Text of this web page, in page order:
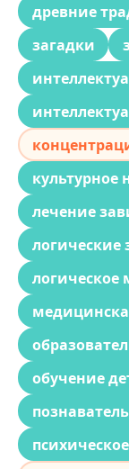
древние
загадки
культурное
лечение
логические
обучение